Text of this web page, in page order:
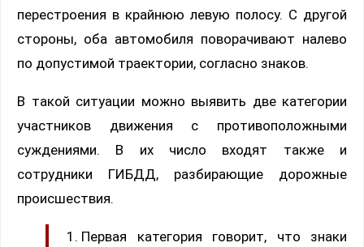
перестроения в крайнюю левую полосу. С другой
стороны, оба автомобиля поворачивают налево
по допустимой траектории, согласно знаков.
В такой ситуации можно выявить две категории
участников движения с противоположными
суждениями. В их число входят также и
сотрудники ГИБДД, разбирающие дорожные
происшествия.
Первая категория говорит, что знаки